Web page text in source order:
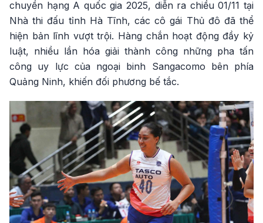
chuyền hạng A quốc gia 2025, diễn ra chiều 01/11 tại
Nhà thi đấu tỉnh Hà Tĩnh, các cô gái Thủ đô đã thể
hiện bản lĩnh vượt trội. Hàng chắn hoạt động đầy kỷ
luật, nhiều lần hóa giải thành công những pha tấn
công uy lực của ngoại binh Sangacomo bên phía
Quảng Ninh, khiến đối phương bế tắc.